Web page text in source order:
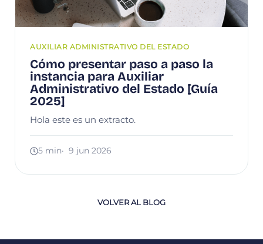
AUXILIAR ADMINISTRATIVO DEL ESTADO
Cómo presentar paso a paso la
instancia para Auxiliar
Administrativo del Estado [Guía
2025]
Hola este es un extracto.
5 min· 9 jun 2026
VOLVER AL BLOG